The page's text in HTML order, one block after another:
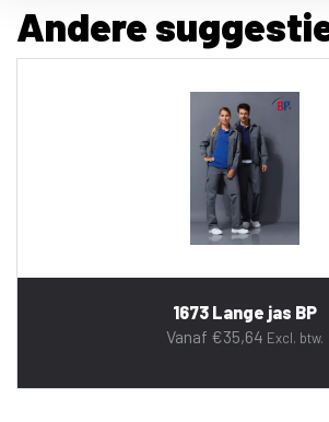
Andere
1673 Lange jas BP
Vanaf €35,64 Excl. btw.